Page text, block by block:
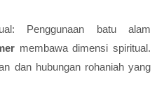
Penggunaan batu alam
membawa dimensi spiritual.
dan hubungan rohaniah yang